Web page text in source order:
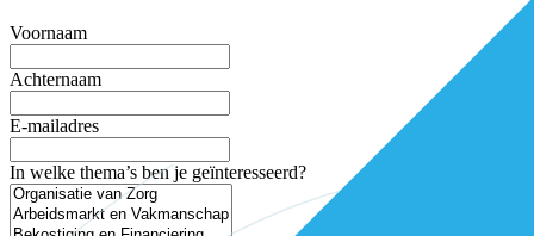
Voornaam
Achternaam
E-mailadres
In welke thema’s ben je geïnteresseerd?